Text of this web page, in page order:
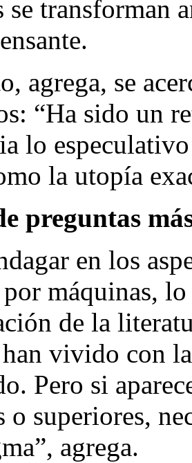
transforman
agrega, se
“Ha sido un
lo
la utopía
preguntas
en los
máquinas,
de la
han vivido con
Pero si
o superiores,
agrega.